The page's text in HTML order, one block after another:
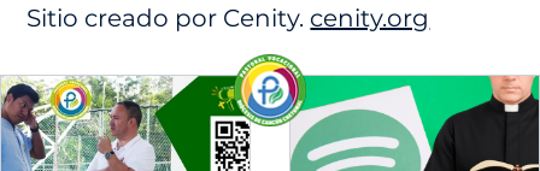
Sitio creado por Cenity. cenity.org